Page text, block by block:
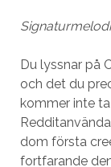
Signaturmelodi
Du lyssnar på
och det du
kommer inte ta
dom första
fortfarande